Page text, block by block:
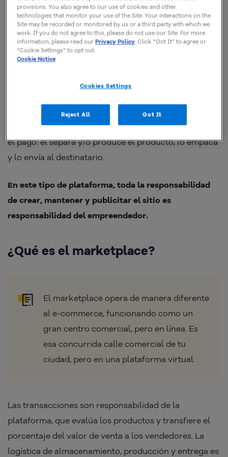
como las tiendas físicas de esa marca que
tanto te gusta. ?️
El e-commerce es ese sitio con el que ya estamos
acostumbrados a realizar acciones como buscar la
y esperar ansiosos la llegada del paquete. Para el
emprendedor, la acción comienza cuando se confirma
el pago: él separa y/o produce el producto, lo empaca
y lo envía al destinatario.
En este tipo de plataforma, toda la responsabilidad
de crear, mantener y publicitar el sitio es
responsabilidad del empreendedor.
¿Qué es el marketplace?
El marketplace opera de manera diferente
al e-commerce, funcionando como un
gran centro comercial, pero en línea. Es
esa concurrida calle comercial de tu
ciudad, pero en una plataforma virtual.
Las transacciones son responsabilidad de la
plataforma, que evalúa los productos y transfiere el
porcentaje del valor de venta a los vendedores. La
logística de almacenamiento, producción y entrega es
provisions. You also agree to our use of cookies and other
technologies that monitor your use of the Site. Your interactions on the
Site may be recorded or monitored by us or a third party with which we
work. If you do not agree to this, please do not use our Site. For more
information, please read ourPrivacy Policy. Click “Got It” to agree or
“Cookie Settings” to opt out.
Cookie Notice
Cookies Settings
Reject All Got It